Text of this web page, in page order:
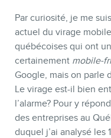
Par curiosité, je me
actuel du virage
québécoises qui ont
certainement mobile-
Google, mais on parle
Le virage est-il bien
l’alarme? Pour y
des entreprises au
duquel j’ai analysé les